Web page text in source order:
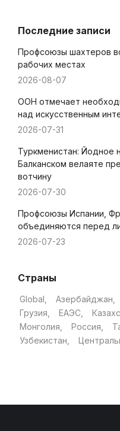
Последние записи
Профсоюзы шахтеров
рабочих местах
2026-08-07
ООН отмечает
над искусственным
2026-07-31
Туркменистан: Йодное
Балканском велаяте
вотчину
2026-07-30
Профсоюзы Испании,
объединяются перед
2026-07-23
Страны
Global Азербайджан
Грузия
ЕАЭС
Монголия
Россия
Узбекистан